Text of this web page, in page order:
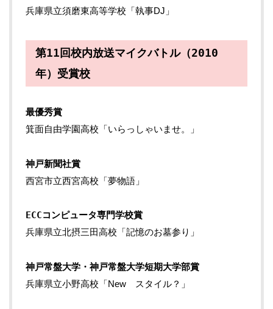
兵庫県立須磨東高等学校「執事DJ」
第11回校内放送マイクバトル（2010
年）受賞校
最優秀賞
箕面自由学園高校「いらっしゃいませ。」
神戸新聞社賞
西宮市立西宮高校「夢物語」
ECCコンピュータ専門学校賞
兵庫県立北摂三田高校「記憶のお墓参り」
神戸常盤大学・神戸常盤大学短期大学部賞
兵庫県立小野高校「New スタイル？」